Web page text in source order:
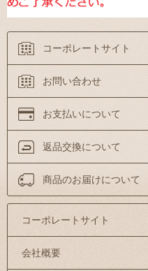
コーポレートサイト
お問い合わせ
お支払いについて
返品交換について
商品のお届けについて
コーポレートサイト
会社概要